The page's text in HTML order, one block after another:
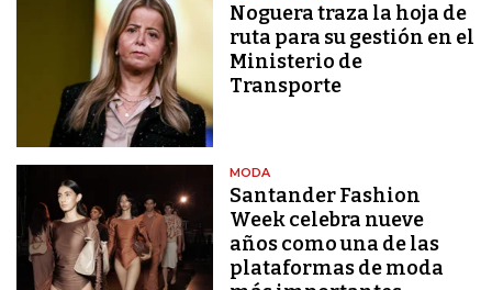
Noguera traza la hoja de
ruta para su gestión en el
Ministerio de
Transporte
MODA
Santander Fashion
Week celebra nueve
años como una de las
plataformas de moda